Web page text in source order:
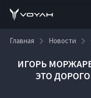
Главная Новости
ИГОРЬ
ЭТО